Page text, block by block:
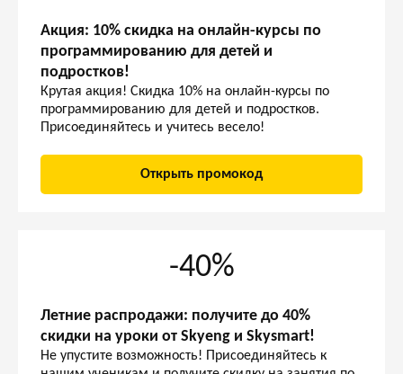
Акция: 10% скидка на онлайн-курсы по
программированию для детей и
подростков!
Крутая акция! Скидка 10% на онлайн-курсы по
программированию для детей и подростков.
Присоединяйтесь и учитесь весело!
Открыть промокод
-40%
Летние распродажи: получите до 40%
скидки на уроки от Skyeng и Skysmart!
Не упустите возможность! Присоединяйтесь к